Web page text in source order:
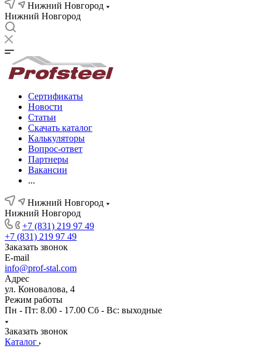
Нижний Новгород
Нижний Новгород
Сертификаты
Новости
Статьи
Скачать каталог
Калькуляторы
Вопрос-ответ
Партнеры
Вакансии
...
Нижний Новгород
Нижний Новгород
+7 (831) 219 97 49
+7 (831) 219 97 49
Заказать звонок
E-mail
info@prof-stal.com
Адрес
ул. Коновалова, 4
Режим работы
Пн - Пт: 8.00 - 17.00 Сб - Вс: выходные
Заказать звонок
Каталог